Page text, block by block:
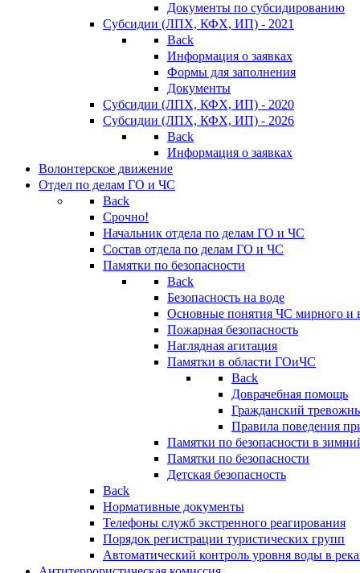
Документы по субсидированию
Субсидии (ЛПХ, КФХ, ИП) - 2021
Back
Информация о заявках
Формы для заполнения
Документы
Субсидии (ЛПХ, КФХ, ИП) - 2020
Субсидии (ЛПХ, КФХ, ИП) - 2026
Back
Информация о заявках
Волонтерское движение
Отдел по делам ГО и ЧС
Back
Срочно!
Начальник отдела по делам ГО и ЧС
Состав отдела по делам ГО и ЧС
Памятки по безопасности
Back
Безопасность на воде
Основные понятия ЧС мирного и
Пожарная безопасность
Наглядная агитация
Памятки в области ГОиЧС
Back
Доврачебная помощь
Гражданский
Правила поведения
Памятки по безопасности в
Памятки по безопасности
Детская безопасность
Back
Нормативные документы
Телефоны служб экстренного реагирования
Порядок регистрации туристических групп
Автоматический контроль уровня воды в